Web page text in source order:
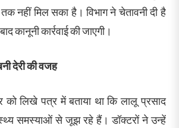
नहीं मिल सका है। विभाग ने चेतावनी दी है
कानूनी कार्रवाई की जाएगी।
देरी की वजह
को लिखे पत्र में बताया था कि लालू प्रसाद
समस्याओं से जूझ रहे हैं। डॉक्टरों ने उन्हें